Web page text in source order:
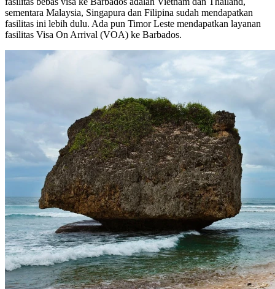
sementara Malaysia, Singapura dan Filipina sudah mendapatkan
fasilitas ini lebih dulu. Ada pun Timor Leste mendapatkan layanan
fasilitas Visa On Arrival (VOA) ke Barbados.